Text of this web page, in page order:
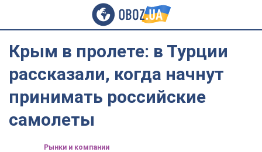
Крым в пролете: в Турции
рассказали, когда начнут
принимать российские
самолеты
Рынки и компании